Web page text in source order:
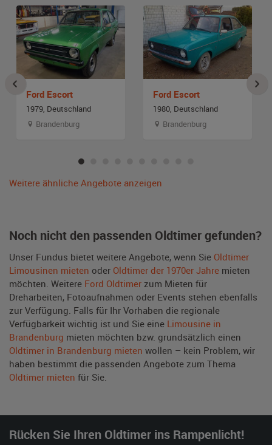
Ford Escort
1979, Deutschland
Brandenburg
Ford Escort
1980, Deutschland
Brandenburg
Weitere ähnliche Angebote anzeigen
Noch nicht den passenden Oldtimer gefunden?
Unser Fundus bietet weitere Angebote, wenn Sie Oldtimer
Limousinen mieten oder Oldtimer der 1970er Jahre mieten
möchten. Weitere Ford Oldtimer zum Mieten für
Dreharbeiten, Fotoaufnahmen oder Events stehen ebenfalls
zur Verfügung. Falls für Ihr Vorhaben die regionale
Verfügbarkeit wichtig ist und Sie eine Limousine in
Brandenburg mieten möchten bzw. grundsätzlich einen
Oldtimer in Brandenburg mieten wollen – kein Problem, wir
haben bestimmt die passenden Angebote zum Thema
Oldtimer mieten für Sie.
Rücken Sie Ihren Oldtimer ins Rampenlicht!